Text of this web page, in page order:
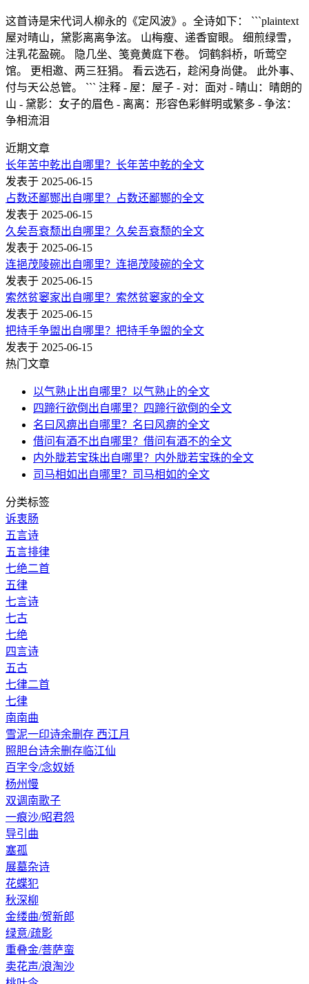
这首诗是宋代词人柳永的《定风波》。全诗如下： ```plaintext
屋对晴山，黛影离离争泫。 山梅瘦、递香窗眼。 细煎绿雪，
注乳花盈碗。 隐几坐、笺竟黄庭下卷。 饲鹤斜桥，听莺空
馆。 更相邀、两三狂狷。 看云选石，趁闲身尚健。 此外事、
付与天公总管。 ``` 注释 - 屋：屋子 - 对：面对 - 晴山：晴朗的
山 - 黛影：女子的眉色 - 离离：形容色彩鲜明或繁多 - 争泫：
争相流泪
近期文章
长年苦中乾出自哪里？长年苦中乾的全文
发表于 2025-06-15
占数还鄙酂出自哪里？占数还鄙酂的全文
发表于 2025-06-15
久矣吾衰颓出自哪里？久矣吾衰颓的全文
发表于 2025-06-15
连挹茂陵碗出自哪里？连挹茂陵碗的全文
发表于 2025-06-15
索然贫窭家出自哪里？索然贫窭家的全文
发表于 2025-06-15
把持手争盥出自哪里？把持手争盥的全文
发表于 2025-06-15
热门文章
以气熟止出自哪里？以气熟止的全文
四蹄行欲倒出自哪里？四蹄行欲倒的全文
名曰风痹出自哪里？名曰风痹的全文
借问有酒不出自哪里？借问有酒不的全文
内外胧若宝珠出自哪里？内外胧若宝珠的全文
司马相如出自哪里？司马相如的全文
分类标签
诉衷肠
五言诗
五言排律
七绝二首
五律
七言诗
七古
七绝
四言诗
五古
七律二首
七律
南南曲
雪泥一印诗余删存 西江月
照胆台诗余删存临江仙
百字令/念奴娇
杨州慢
双调南歌子
一痕沙/昭君怨
导引曲
塞孤
展墓杂诗
花蝶犯
秋深柳
金缕曲/贺新郎
绿意/疏影
重叠金/菩萨蛮
卖花声/浪淘沙